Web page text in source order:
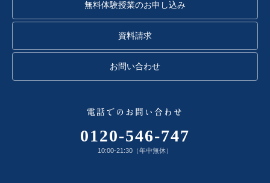
無料体験授業のお申し込み
資料請求
お問い合わせ
電話でのお問い合わせ
0120-546-747
10:00-21:30（年中無休）